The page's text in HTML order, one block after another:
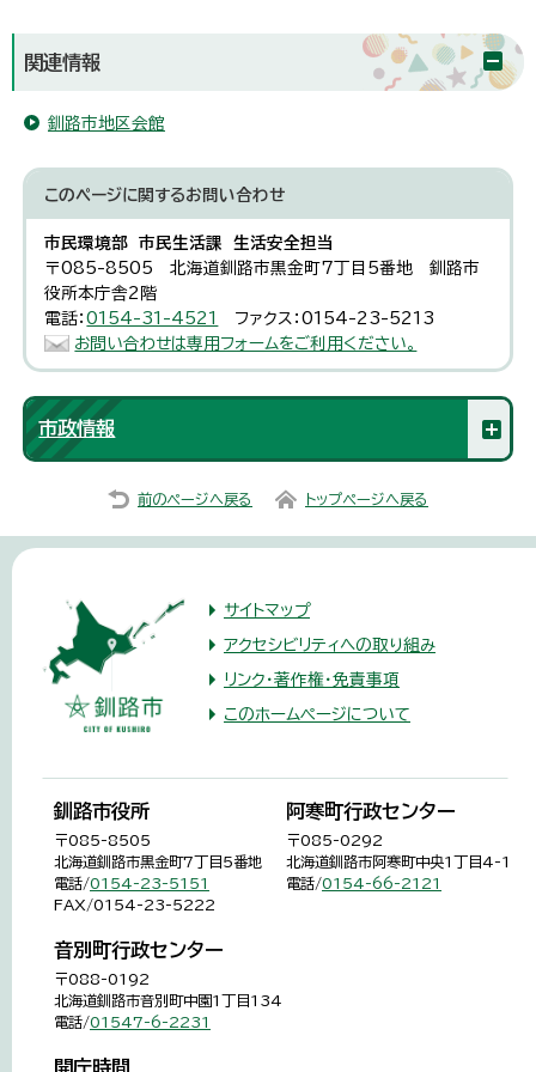
関連情報
釧路市地区会館
このページに関するお問い合わせ
市民環境部 市民生活課 生活安全担当
〒085-8505 北海道釧路市黒金町7丁目5番地 釧路市
役所本庁舎2階
電話：0154-31-4521
ファクス：0154-23-5213
お問い合わせは専用フォームをご利用ください。
市政情報
前のページへ戻る トップページへ戻る
サイトマップ
アクセシビリティへの取り組み
リンク・著作権・免責事項
このホームページについて
釧路市役所
〒085-8505
北海道釧路市黒金町7丁目5番地
電話/0154-23-5151
FAX/0154-23-5222
阿寒町行政センター
〒085-0292
北海道釧路市阿寒町中央1丁目4-1
電話/0154-66-2121
音別町行政センター
〒088-0192
北海道釧路市音別町中園1丁目134
電話/01547-6-2231
開庁時間